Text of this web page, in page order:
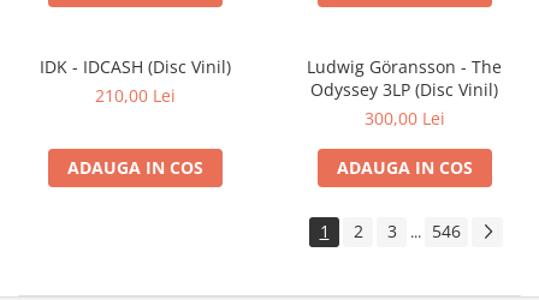
IDK - IDCASH (Disc Vinil)
210,00 Lei
ADAUGA IN COS
Ludwig Göransson - The
Odyssey 3LP (Disc Vinil)
300,00 Lei
ADAUGA IN COS
1 2 3 ... 546